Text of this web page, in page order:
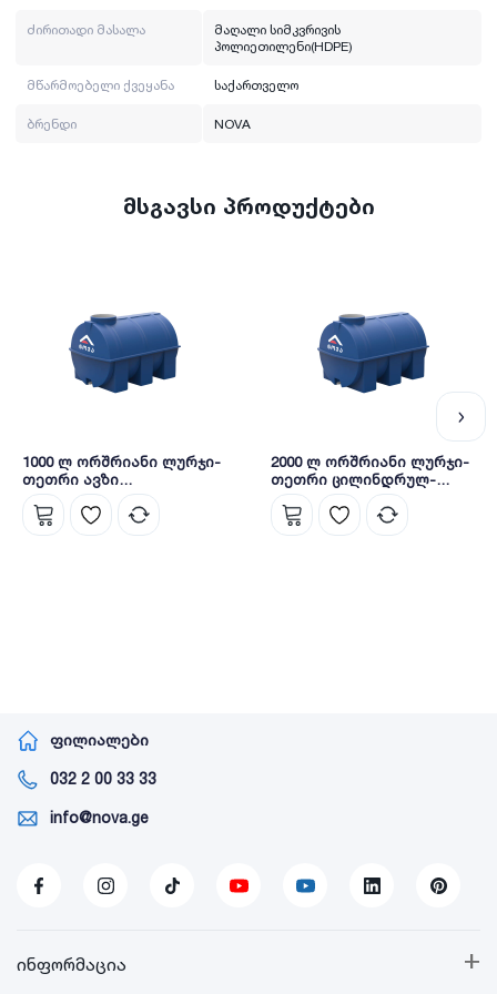
ძირითადი მასალა
მაღალი სიმკვრივის
პოლიეთილენი(HDPE)
მწარმოებელი ქვეყანა საქართველო
ბრენდი NOVA
მსგავსი პროდუქტები
1000 ლ ორშრიანი ლურჯი-
თეთრი ავზი
ცილინდრულ-
ჰორიზონტალური NOVA
2000 ლ ორშრიანი ლურჯი-
თეთრი ცილინდრულ-
ჰორიზონტალური ავზი
NOVA
ფილიალები
032 2 00 33 33
info@nova.ge
+
ინფორმაცია